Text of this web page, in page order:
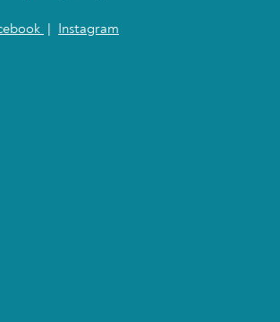
Instagram